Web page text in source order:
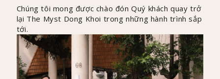
Chúng tôi mong được chào đón Quý khách quay trở
lại The Myst Dong Khoi trong những hành trình sắp
tới.